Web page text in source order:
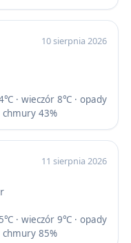
10 sierpnia 2026
· wieczór 8℃ · opady
chmury 43%
11 sierpnia 2026
· wieczór 9℃ · opady
chmury 85%